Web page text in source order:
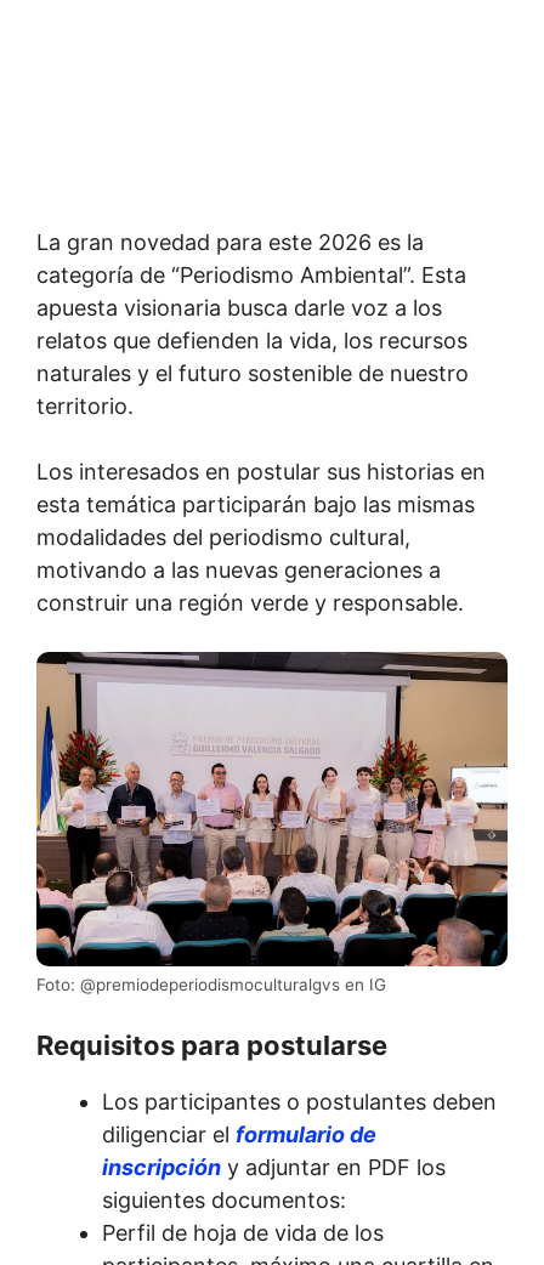
La gran novedad para este 2026 es la
categoría de “Periodismo Ambiental”. Esta
apuesta visionaria busca darle voz a los
relatos que defienden la vida, los recursos
naturales y el futuro sostenible de nuestro
territorio.
Los interesados en postular sus historias en
esta temática participarán bajo las mismas
modalidades del periodismo cultural,
motivando a las nuevas generaciones a
construir una región verde y responsable.
Foto: @premiodeperiodismoculturalgvs en IG
Requisitos para postularse
Los participantes o postulantes deben
diligenciar el formulario de
inscripción y adjuntar en PDF los
siguientes documentos:
Perfil de hoja de vida de los